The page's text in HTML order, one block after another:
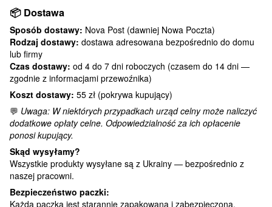
📦 Dostawa
Sposób dostawy: Nova Post (dawniej Nowa Poczta)
Rodzaj dostawy: dostawa adresowana bezpośrednio do domu
lub firmy
Czas dostawy: od 4 do 7 dni roboczych (czasem do 14 dni —
zgodnie z informacjami przewoźnika)
Koszt dostawy: 55 zł (pokrywa kupujący)
💬 Uwaga: W niektórych przypadkach urząd celny może naliczyć
dodatkowe opłaty celne. Odpowiedzialność za ich opłacenie
ponosi kupujący.
Skąd wysyłamy?
Wszystkie produkty wysyłane są z Ukrainy — bezpośrednio z
naszej pracowni.
Bezpieczeństwo paczki:
Każda paczka jest starannie zapakowana i zabezpieczona.